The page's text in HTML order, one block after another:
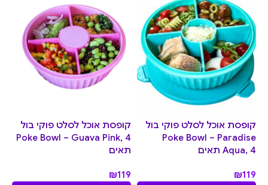
קופסת אוכל לסלט פוקי בול
Poke Bowl – Paradise
Aqua, 4 תאים
₪119
קופסת אוכל לסלט פוקי בול
Poke Bowl – Guava Pink, 4
תאים
₪119